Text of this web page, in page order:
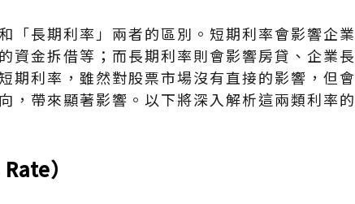
「長期利率」兩者的區別。短期利率會影響企業
資金拆借等；而長期利率則會影響房貸、企業長
期利率，雖然對股票市場沒有直接的影響，但會
，帶來顯著影響。以下將深入解析這兩類利率的
）